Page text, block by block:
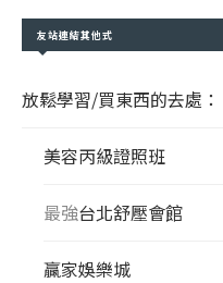
友站連結其他式
放鬆學習/買東西的去處：
美容丙級證照班
最強台北舒壓會館
贏家娛樂城